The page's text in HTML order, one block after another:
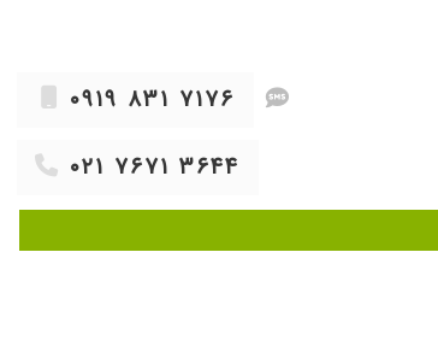
۰۹۱۹ ۸۳۱ ۷۱۷۶
۰۲۱ ۷۶۷۱ ۳۶۴۴